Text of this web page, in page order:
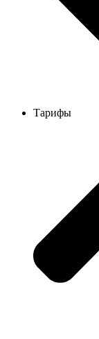
Тарифы